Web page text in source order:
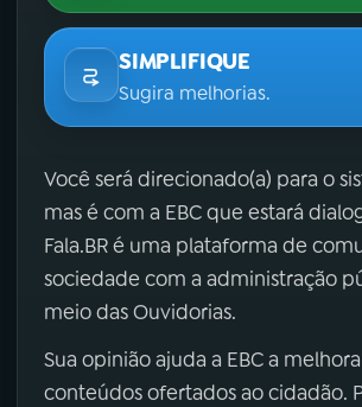
SIMPLIFIQUE
Sugira melhorias.
Você será direcionado(a) para o
mas é com a EBC que estará
Fala.BR é uma plataforma de
sociedade com a administração
meio das Ouvidorias.
Sua opinião ajuda a EBC a
conteúdos ofertados ao cidadão.